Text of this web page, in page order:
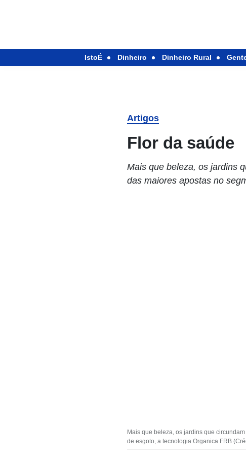
IstoÉ Dinheiro Dinheiro Rural
Artigos
Flor da saúde
Mais que beleza, os jardins
das maiores apostas no
Mais que beleza, os jardins que
de esgoto, a tecnologia Organica FRB